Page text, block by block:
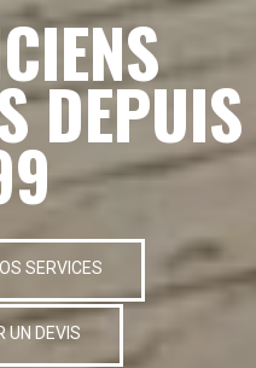
DEPUIS
SERVICES
UN DEVIS